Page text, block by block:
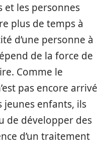
et les personnes
plus de temps à
d’une personne à
de la force de
Comme le
pas encore arrivé
jeunes enfants, ils
de développer des
d’un traitement